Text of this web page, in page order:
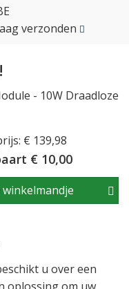
verzonden
- 10W Draadloze
€ 139,98
€ 10,00
winkelmandje
u over een
oplossing om uw